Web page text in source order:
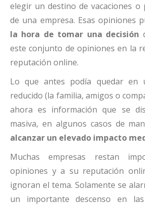
elegir un destino de vacaciones o
de una empresa. Esas opiniones
la hora de tomar una decisión
este conjunto de opiniones en la
reputación online.
Lo que antes podía quedar en
reducido (la familia, amigos o
ahora es información que se
masiva, en algunos casos de
alcanzar un elevado impacto
Muchas empresas restan
opiniones y a su reputación
ignoran el tema. Solamente se
un importante descenso en